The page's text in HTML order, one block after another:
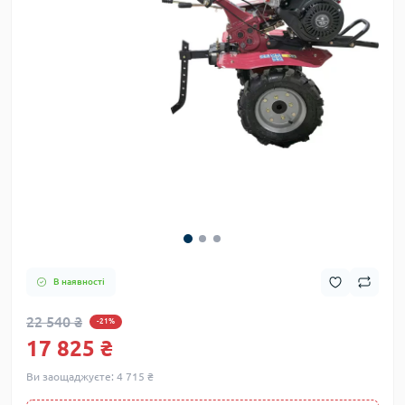
В наявності
22 540 ₴ -21%
17 825 ₴
Ви заощаджуєте: 4 715 ₴